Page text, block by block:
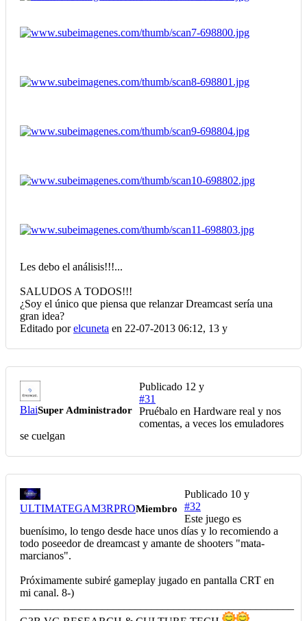
Les debo el análisis!!!...
SALUDOS A TODOS!!!
¿Soy el único que piensa que relanzar Dreamcast sería una
gran idea?
Editado porelcuneta en 22-07-2013 06:12, 13 y
BlaiSuper Administrador
Publicado 12 y
#31
Pruébalo en Hardware real y nos
comentas, a veces los emuladores
se cuelgan
ULTIMATEGAM3RPROMiembro
Publicado 10 y
#32
Este juego es
buenísimo, lo tengo desde hace unos días y lo recomiendo a
todo poseedor de dreamcast y amante de shooters "mata-
marcianos".
Próximamente subiré gameplay jugado en pantalla CRT en
mi canal. 8-)